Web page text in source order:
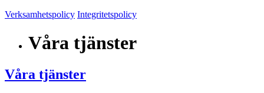
Verksamhetspolicy Integritetspolicy
Våra tjänster
Våra tjänster